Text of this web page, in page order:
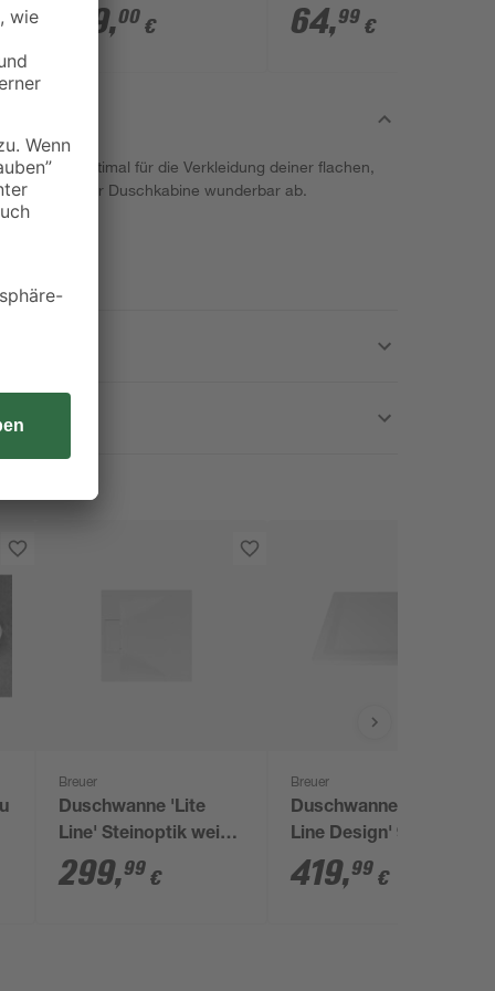
Braun/schwarz 100 x
50 x 46 cm
519,00 €
chromfarben
64,99 €
sich optimal für die Verkleidung deiner flachen,
Look deiner Duschkabine wunderbar ab.
Breuer
Duschwanne 'Lite
Line' Steinoptik weiß
80 x 80 cm
299,99 €
Breuer
Duschwanne 'Flat
Line Design' 90 x 90
cm weiß
419,99 €